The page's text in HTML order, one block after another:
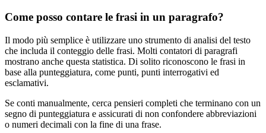
Come posso contare le frasi in un paragrafo?
Il modo più semplice è utilizzare uno strumento di analisi del testo
che includa il conteggio delle frasi. Molti contatori di paragrafi
mostrano anche questa statistica. Di solito riconoscono le frasi in
base alla punteggiatura, come punti, punti interrogativi ed
esclamativi.
Se conti manualmente, cerca pensieri completi che terminano con un
segno di punteggiatura e assicurati di non confondere abbreviazioni
o numeri decimali con la fine di una frase.